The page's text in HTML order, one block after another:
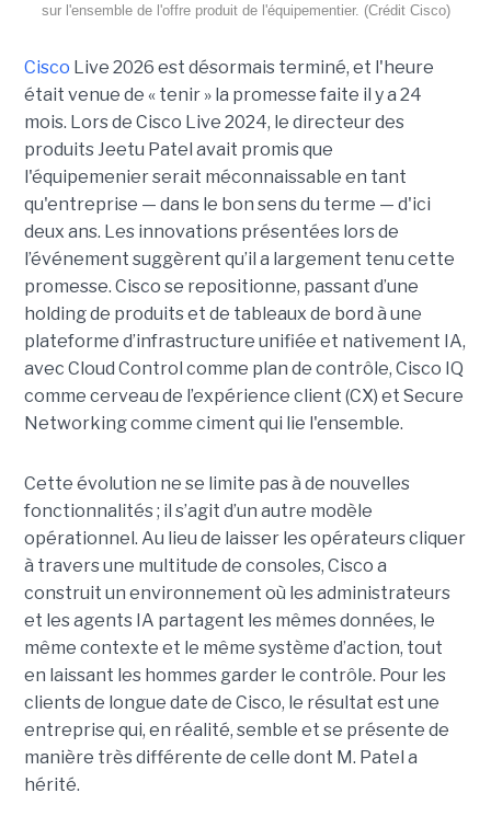
sur l'ensemble de l'offre produit de l'équipementier. (Crédit Cisco)
Cisco Live 2026 est désormais terminé, et l'heure
était venue de « tenir » la promesse faite il y a 24
mois. Lors de Cisco Live 2024, le directeur des
produits Jeetu Patel avait promis que
l'équipemenier serait méconnaissable en tant
qu'entreprise — dans le bon sens du terme — d'ici
deux ans. Les innovations présentées lors de
l’événement suggèrent qu’il a largement tenu cette
promesse. Cisco se repositionne, passant d’une
holding de produits et de tableaux de bord à une
plateforme d’infrastructure unifiée et nativement IA,
avec Cloud Control comme plan de contrôle, Cisco IQ
comme cerveau de l’expérience client (CX) et Secure
Networking comme ciment qui lie l'ensemble.
Cette évolution ne se limite pas à de nouvelles
fonctionnalités ; il s’agit d’un autre modèle
opérationnel. Au lieu de laisser les opérateurs cliquer
à travers une multitude de consoles, Cisco a
construit un environnement où les administrateurs
et les agents IA partagent les mêmes données, le
même contexte et le même système d’action, tout
en laissant les hommes garder le contrôle. Pour les
clients de longue date de Cisco, le résultat est une
entreprise qui, en réalité, semble et se présente de
manière très différente de celle dont M. Patel a
hérité.